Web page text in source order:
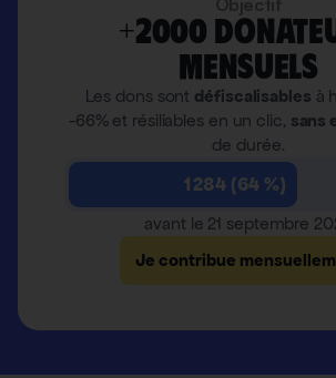
+2000
mensuels
Les dons sont défiscalisables à
-66% et résiliables en un clic, sans
de durée.
1 284 (64 %)
avant le 21 septembre
Je contribue